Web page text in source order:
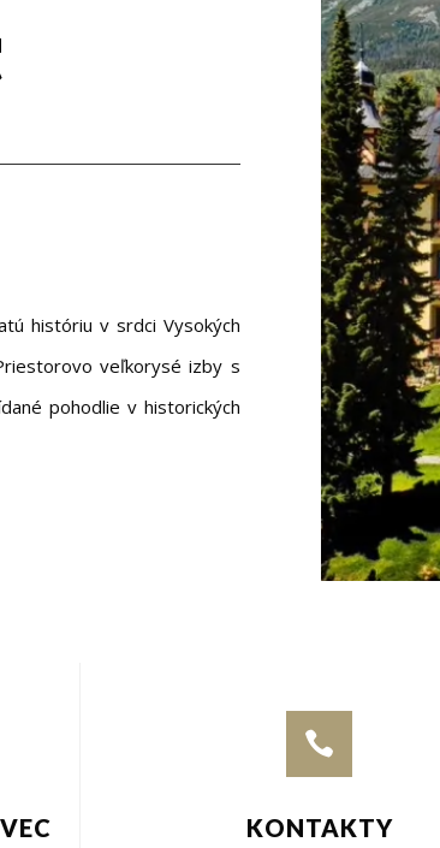
históriu v srdci Vysokých
veľkorysé izby s
pohodlie v historických

KONTAKTY